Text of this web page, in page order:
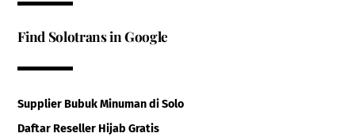
Find Solotrans in Google
Supplier Bubuk Minuman di Solo
Daftar Reseller Hijab Gratis